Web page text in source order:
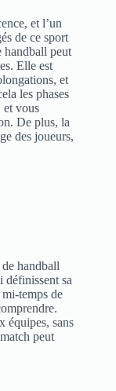
et l’un
de ce sport
handball peut
Elle est
et
les phases
et vous
De plus, la
des joueurs,
handball
définissent sa
temps de
équipes, sans
peut